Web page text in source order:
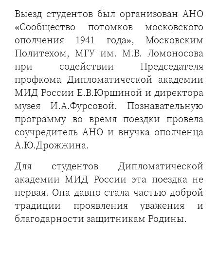
Выезд студентов был организован АНО
«Сообщество потомков московского
ополчения 1941 года», Московским
Политехом, МГУ им. М.В. Ломоносова
при содействии Председателя
профкома Дипломатической академии
МИД России Е.В.Юршиной и директора
музея И.А.Фурсовой. Познавательную
программу во время поездки провела
соучредитель АНО и внучка ополченца
А.Ю.Дрожжина.
Для студентов Дипломатической
академии МИД России эта поездка не
первая. Она давно стала частью доброй
традиции проявления уважения и
благодарности защитникам Родины.